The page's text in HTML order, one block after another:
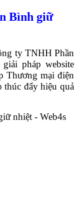
Bình giữ
ty TNHH Phần
pháp website
Thương mại điện
đẩy hiệu quả